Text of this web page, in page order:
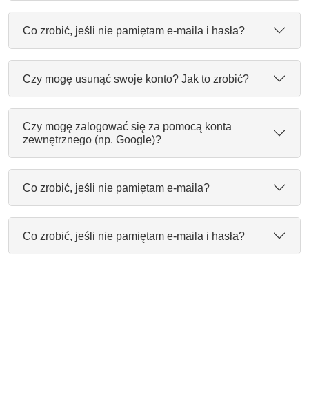
Co zrobić, jeśli nie pamiętam e-maila i hasła?
Czy mogę usunąć swoje konto? Jak to zrobić?
Czy mogę zalogować się za pomocą konta
zewnętrznego (np. Google)?
Co zrobić, jeśli nie pamiętam e-maila?
Co zrobić, jeśli nie pamiętam e-maila i hasła?